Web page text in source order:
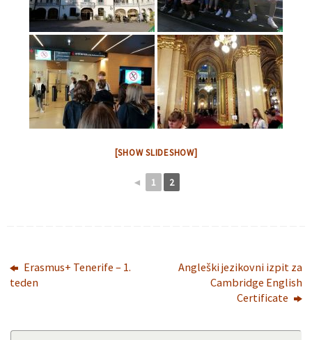
[SHOW SLIDESHOW]
◄ 1 2
Erasmus+ Tenerife – 1.
teden
Angleški jezikovni izpit za
Cambridge English
Certificate